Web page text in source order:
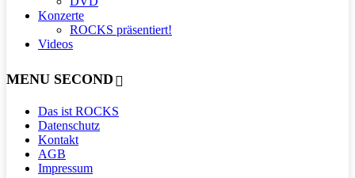
Konzerte
ROCKS präsentiert!
Videos
MENU SECOND
Das ist ROCKS
Datenschutz
Kontakt
AGB
Impressum